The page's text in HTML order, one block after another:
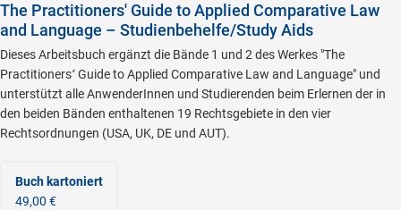
The Practitioners' Guide to Applied Comparative Law
and Language – Studienbehelfe/Study Aids
Dieses Arbeitsbuch ergänzt die Bände 1 und 2 des Werkes "The
Practitioners՚ Guide to Applied Comparative Law and Language" und
unterstützt alle AnwenderInnen und Studierenden beim Erlernen der in
den beiden Bänden enthaltenen 19 Rechtsgebiete in den vier
Rechtsordnungen (USA, UK, DE und AUT).
Buch kartoniert
49,00 €